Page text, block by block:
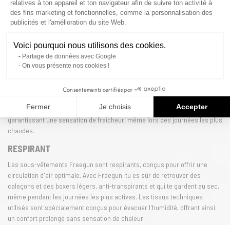
La qualité Freegun
CONFORT
Les matières de qualité de Freegun, coton et microfibre, offriront à tes
l'innovation de la marque, Freegun combine légèreté et durabilité, pour
que chaque pièce soit agréable à porter, toute la journée. Les matériaux
respirants permettent une régulation optimale de la température, te
garantissant une sensation de fraîcheur, même lors des journées les plus
chaudes.
RESPIRANT
Les sous-vêtements Freegun sont respirants, conçus pour offrir une
circulation d'air optimale. Avec Freegun, tu es sûr de retrouver des
caleçons et des boxers légers, anti-transpirants et qui te gardent au sec,
même pendant les journées les plus actives. Les tissus techniques
utilisés sont spécialement conçus pour évacuer l'humidité, offrant ainsi
un confort prolongé sans sensation de chaleur.
relatives à ton appareil et ton navigateur afin de suivre ton activité à
des fins marketing et fonctionnelles, comme la personnalisation des
publicités et l'amélioration du site Web.
Voici pourquoi nous utilisons des cookies.
Partage de données avec Google
On vous présente nos cookies !
Consentements certifiés par
Fermer Je choisis Accepter
Axeptio consent